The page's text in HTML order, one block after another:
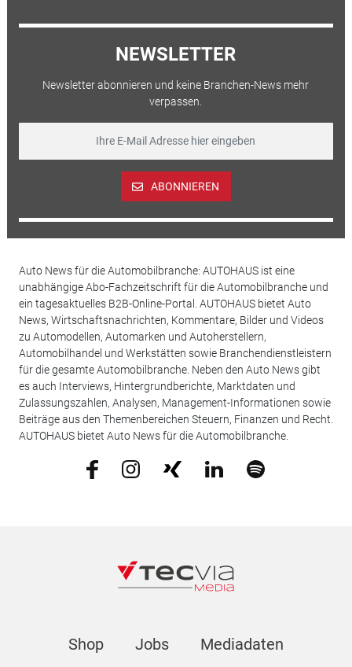
NEWSLETTER
Newsletter abonnieren und keine Branchen-News mehr
verpassen.
ABONNIEREN
Auto News für die Automobilbranche: AUTOHAUS ist eine
unabhängige Abo-Fachzeitschrift für die Automobilbranche und
ein tagesaktuelles B2B-Online-Portal. AUTOHAUS bietet Auto
News, Wirtschaftsnachrichten, Kommentare, Bilder und Videos
zu Automodellen, Automarken und Autoherstellern,
Automobilhandel und Werkstätten sowie Branchendienstleistern
für die gesamte Automobilbranche. Neben den Auto News gibt
es auch Interviews, Hintergrundberichte, Marktdaten und
Zulassungszahlen, Analysen, Management-Informationen sowie
Beiträge aus den Themenbereichen Steuern, Finanzen und Recht.
AUTOHAUS bietet Auto News für die Automobilbranche.
Shop Jobs Mediadaten